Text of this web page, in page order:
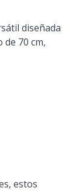
diseñada
70 cm,
estos